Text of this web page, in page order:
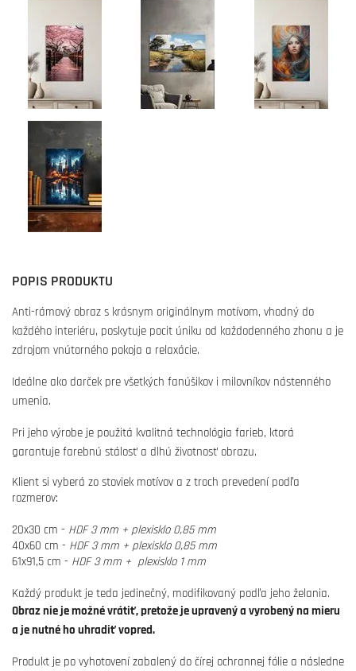
POPIS PRODUKTU
Anti-rámový obraz s krásnym originálnym motívom, vhodný do
každého interiéru, poskytuje pocit úniku od každodenného zhonu a je
zdrojom vnútorného pokoja a relaxácie.
Ideálne ako darček pre všetkých fanúšikov i milovníkov nástenného
umenia.
Pri jeho výrobe je použitá kvalitná technológia farieb, ktorá
garantuje farebnú stálosť a dlhú životnosť obrazu.
Klient si vyberá zo stoviek motívov a z troch prevedení podľa
rozmerov:
20x30 cm - HDF 3 mm + plexisklo 0,85 mm
40x60 cm - HDF 3 mm + plexisklo 0,85 mm
61x91,5 cm - HDF 3 mm + plexisklo 1 mm
Každý produkt je teda jedinečný, modifikovaný podľa jeho želania.
Obraz nie je možné vrátiť, pretože je upravený a vyrobený na mieru
a je nutné ho uhradiť vopred.
Produkt je po vyhotovení zabalený do čírej ochrannej fólie a následne